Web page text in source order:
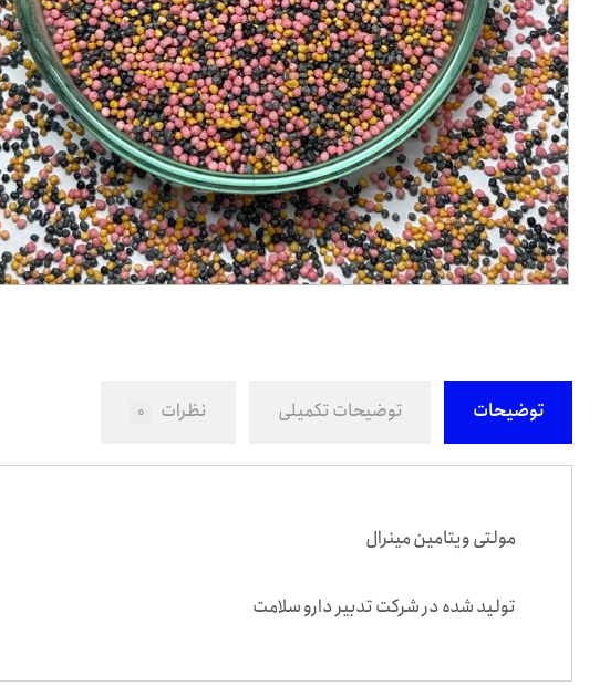
توضیحات توضیحات تکمیلی نظرات 0
مولتی ویتامین مینرال
تولید شده در شرکت تدبیر دارو سلامت